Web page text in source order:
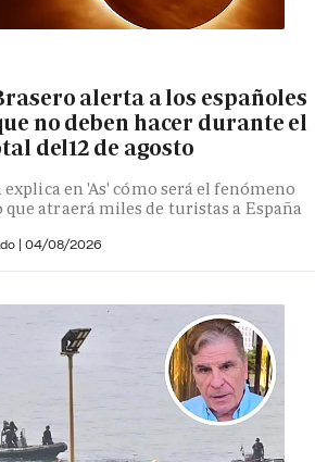
alerta a los españoles
no deben hacer durante el
del12 de agosto
en 'As' cómo será el fenómeno
atraerá miles de turistas a España
| 04/08/2026